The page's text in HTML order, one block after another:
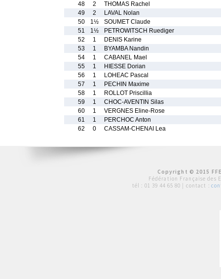
48
2
THOMAS Rachel
49
2
LAVAL Nolan
50
1½
SOUMET Claude
51
1½
PETROWITSCH Ruediger
52
1
DENIS Karine
53
1
BYAMBA Nandin
54
1
CABANEL Mael
55
1
HIESSE Dorian
56
1
LOHEAC Pascal
57
1
PECHIN Maxime
58
1
ROLLOT Priscillia
59
1
CHOC-AVENTIN Silas
60
1
VERGNES Eline-Rose
61
1
PERCHOC Anton
62
0 CASSAM-CHENAI Lea
Copyright © 2015
Fédération Française des
tél : 01 39 44 65 80 | contact :